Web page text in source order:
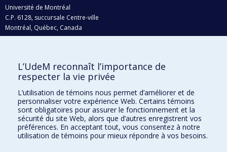
Université de Montréal
C.P. 6128, succursale Centre-ville
Montréal, Québec, Canada
H3C 3J7
Qui fait quoi?
Nous trouver
Plan du site
Accessibilité
L’UdeM reconnaît l’importance de
respecter la vie privée
L’utilisation de témoins nous permet d’améliorer et de
personnaliser votre expérience Web. Certains témoins
sont obligatoires pour assurer le fonctionnement et la
sécurité du site Web, alors que d’autres enregistrent vos
préférences. En acceptant tout, vous consentez à notre
utilisation de témoins pour mieux répondre à vos besoins.